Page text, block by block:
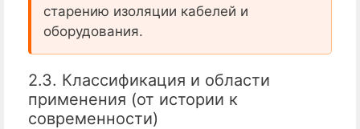
старению изоляции кабелей и
оборудования.
2.3. Классификация и области
применения (от истории к
современности)